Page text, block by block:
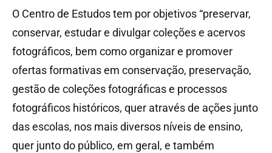
O Centro de Estudos tem por objetivos “preservar,
conservar, estudar e divulgar coleções e acervos
fotográficos, bem como organizar e promover
ofertas formativas em conservação, preservação,
gestão de coleções fotográficas e processos
fotográficos históricos, quer através de ações junto
das escolas, nos mais diversos níveis de ensino,
quer junto do público, em geral, e também